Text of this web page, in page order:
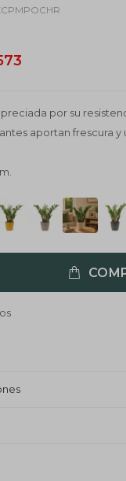
por su
aportan frescura